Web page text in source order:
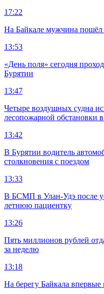
17:22
На Байкале мужчина пошёл
13:53
«День поля» сегодня
Бурятии
13:47
Четыре воздушных судна
лесопожарной обстановки
13:42
В Бурятии водитель
столкновения с поездом
13:33
В БСМП в Улан-Удэ после
летнюю пациентку
13:26
Пять миллионов рублей
за неделю
13:18
На берегу Байкала